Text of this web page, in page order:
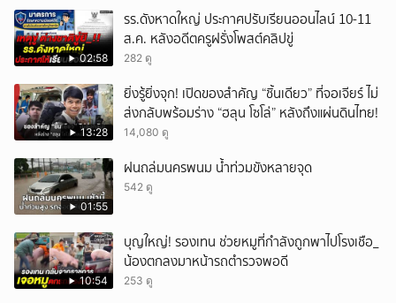
02:58
รร.ดังหาดใหญ่ ประกาศปรับเรียนออนไลน์ 10-11
ส.ค. หลังอดีตครูฝรั่งโพสต์คลิปขู่
282 ดู
13:28
ยิ่งรู้ยิ่งจุก! เปิดของสำคัญ “ชิ้นเดียว” ที่จอเจียร์ ไม่
ส่งกลับพร้อมร่าง “ฮลุน โซโล่” หลังถึงแผ่นดินไทย!
14,080 ดู
01:55
ฝนถล่มนครพนม น้ำท่วมขังหลายจุด
542 ดู
10:54
บุญใหญ่! รองเทน ช่วยหมูที่กำลังถูกพาไปโรงเชือ_
น้องตกลงมาหน้ารถตำรวจพอดี
253 ดู